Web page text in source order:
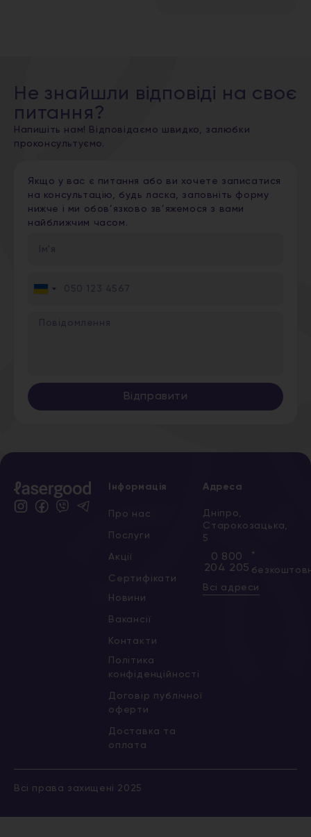
Не знайшли відповіді на своє
питання?
Напишіть нам! Відповідаємо швидко, залюбки
проконсультуємо.
Якщо у вас є питання або ви хочете записатися
на консультацію, будь ласка, заповніть форму
нижче і ми обов’язково зв’яжемося з вами
найближчим часом.
Ukraine
Відправити
Інформація
Про нас
Послуги
Акції
Сертифікати
Новини
Вакансії
Контакти
Політика
конфіденційності
Договір публічної
оферти
Доставка та
оплата
Адреса
Дніпро,
Старокозацька,
5
0 800
204 205
*
Всі адреси
Всі права захищені 2025